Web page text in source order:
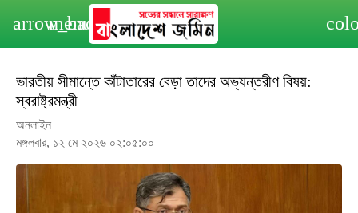
arrow_back
menu
ভারতীয় সীমান্তে কাঁটাতারের বেড়া তাদের অভ্যন্তরীণ বিষয়:
স্বরাষ্ট্রমন্ত্রী
অনলাইন
মঙ্গলবার, ১২ মে ২০২৬ ০২:০৫:০০